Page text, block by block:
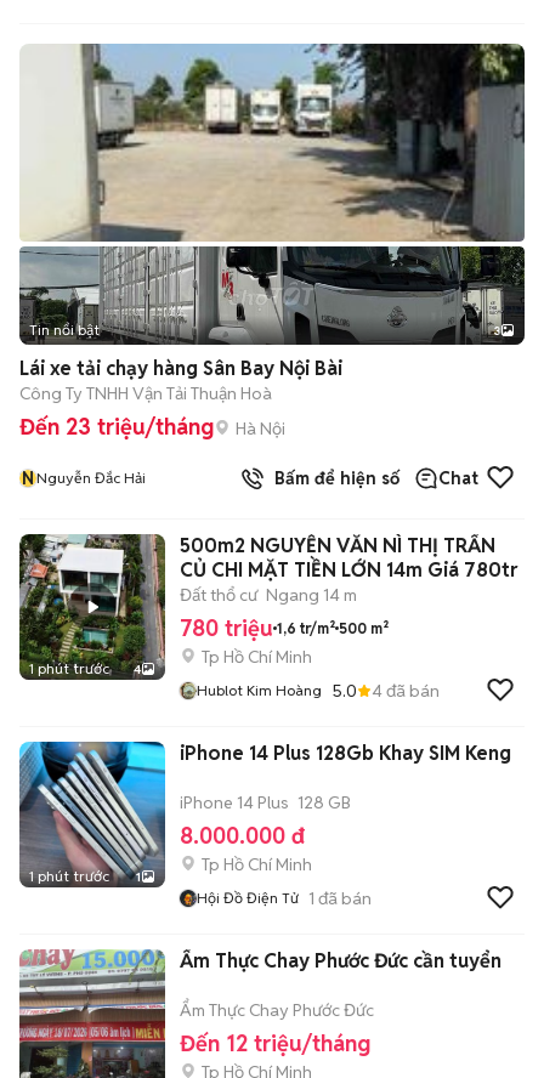
Tin nổi bật 3
Lái xe tải chạy hàng Sân Bay Nội Bài
Công Ty TNHH Vận Tải Thuận Hoà
Đến 23 triệu/tháng Hà Nội
NNguyễn Đắc Hải Bấm để hiện số Chat
1 phút trước 4
500m2 NGUYỄN VĂN NÌ THỊ TRẤN
CỦ CHI MẶT TIỀN LỚN 14m Giá 780tr
Đất thổ cư Ngang 14 m
780 triệu 1,6 tr/m² 500 m²
Tp Hồ Chí Minh
Hublot Kim Hoàng 5.0 4đã bán
1 phút trước 1
iPhone 14 Plus 128Gb Khay SIM Keng
iPhone 14 Plus 128 GB
8.000.000 đ
Tp Hồ Chí Minh
Hội Đồ Điện Tử 1 đã bán
Ẩm Thực Chay Phước Đức cần tuyển
Ẩm Thực Chay Phước Đức
Đến 12 triệu/tháng
Tp Hồ Chí Minh